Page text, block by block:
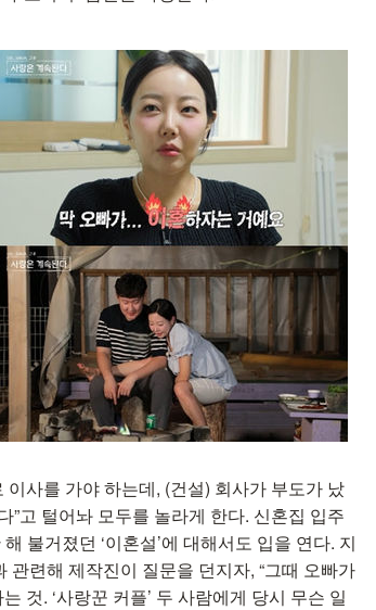
사를 가야 하는데, (건설) 회사가 부도가 났
고 털어놔 모두를 놀라게 한다. 신혼집 입주
불거졌던 ‘이혼설’에 대해서도 입을 연다. 지
련해 제작진이 질문을 던지자, “그때 오빠가
것. ‘사랑꾼 커플’ 두 사람에게 당시 무슨 일